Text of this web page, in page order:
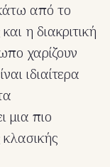
από το
η διακριτική
χαρίζουν
ιδιαίτερα
μια πιο